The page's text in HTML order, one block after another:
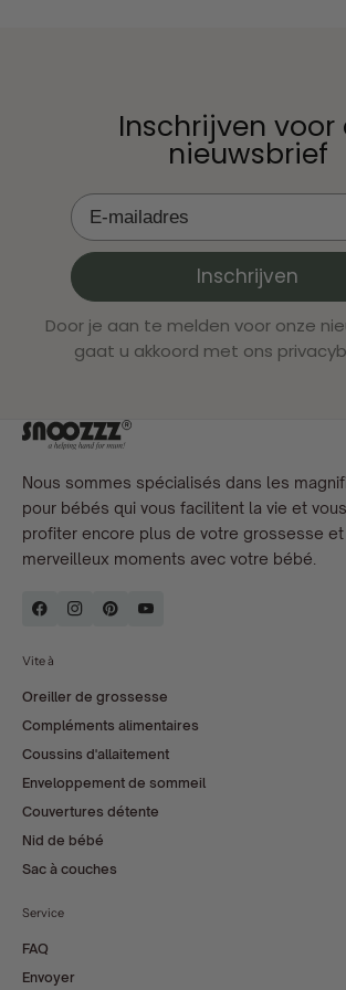
Inschrijven voor
nieuwsbrief
Door je aan te melden voor onze
gaat u akkoord met ons
Nous sommes spécialisés dans les
pour bébés qui vous facilitent la vie et
profiter encore plus de votre grossesse
merveilleux moments avec votre bébé.
Vite à
Oreiller de grossesse
Compléments alimentaires
Coussins d'allaitement
Enveloppement de sommeil
Couvertures détente
Nid de bébé
Sac à couches
Service
FAQ
Envoyer